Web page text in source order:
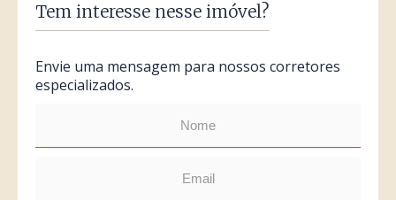
Tem interesse nesse imóvel?
Envie uma mensagem para nossos corretores
especializados.